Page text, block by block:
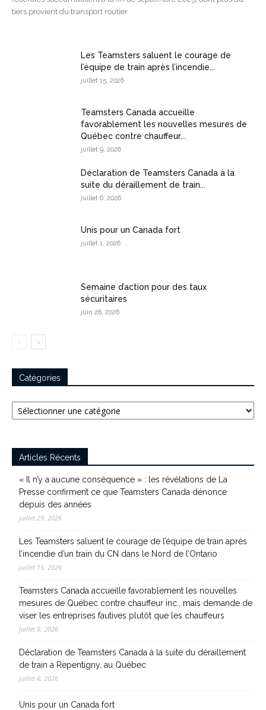
tiers provient du transport routier.
Les Teamsters saluent le courage de
l’équipe de train après l’incendie...
juillet 15, 2026
Teamsters Canada accueille
favorablement les nouvelles mesures de
Québec contre chauffeur...
juillet 9, 2026
Déclaration de Teamsters Canada à la
suite du déraillement de train...
juillet 6, 2026
Unis pour un Canada fort
juillet 1, 2026
Semaine d’action pour des taux
sécuritaires
juin 26, 2026
Catégories
Catégories
Articles Récents
« Il n’y a aucune conséquence » : les révélations de La
Presse confirment ce que Teamsters Canada dénonce
depuis des années
juillet 29, 2026
Les Teamsters saluent le courage de l’équipe de train après
l’incendie d’un train du CN dans le Nord de l’Ontario
juillet 15, 2026
Teamsters Canada accueille favorablement les nouvelles
mesures de Québec contre chauffeur inc., mais demande de
viser les entreprises fautives plutôt que les chauffeurs
juillet 9, 2026
Déclaration de Teamsters Canada à la suite du déraillement
de train à Repentigny, au Québec
juillet 6, 2026
Unis pour un Canada fort